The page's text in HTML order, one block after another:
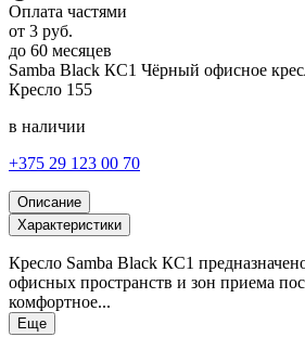
Оплата частями
от 3 руб.
до 60 месяцев
Samba Black КС1 Чёрный офисное
Кресло 155
в наличии
+375 29 123 00 70
Описание
Характеристики
Кресло Samba Black КС1
офисных пространств и зон приема
комфортное...
Еще